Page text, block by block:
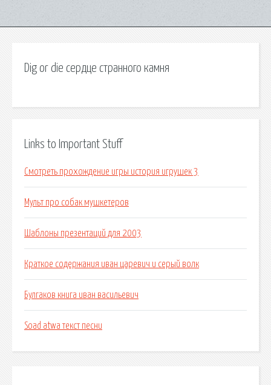
Dig or die сердце странного камня
Links to Important Stuff
Смотреть прохождение игры история игрушек 3
Мульт про собак мушкетеров
Шаблоны презентаций для 2003
Краткое содержания иван царевич и серый волк
Булгаков книга иван васильевич
Soad atwa текст песни